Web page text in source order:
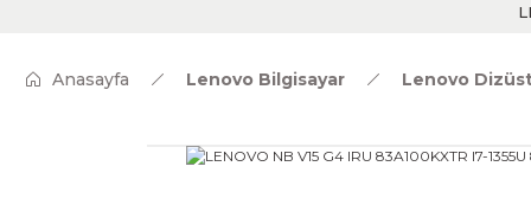
Anasayfa Lenovo Bilgisayar Lenovo